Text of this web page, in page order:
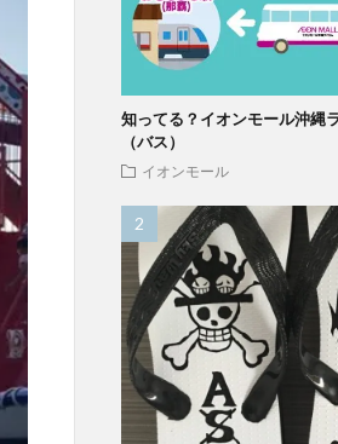
知ってる？イオンモール沖縄
（バス）
イオンモール